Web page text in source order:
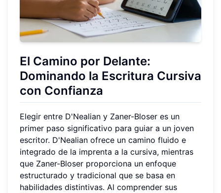
El Camino por Delante:
Dominando la Escritura Cursiva
con Confianza
Elegir entre D'Nealian y Zaner-Bloser es un
primer paso significativo para guiar a un joven
escritor. D'Nealian ofrece un camino fluido e
integrado de la imprenta a la cursiva, mientras
que Zaner-Bloser proporciona un enfoque
estructurado y tradicional que se basa en
habilidades distintivas. Al comprender sus